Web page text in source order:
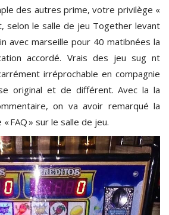
des autres prime, votre privilège «
selon le salle de jeu Together levant
avec marseille pour 40 matibnées la
accordé. Vrais des jeu sug nt
irréprochable en compagnie
original et de différent. Avec la la
on va avoir remarqué la
FAQ » sur le salle de jeu.